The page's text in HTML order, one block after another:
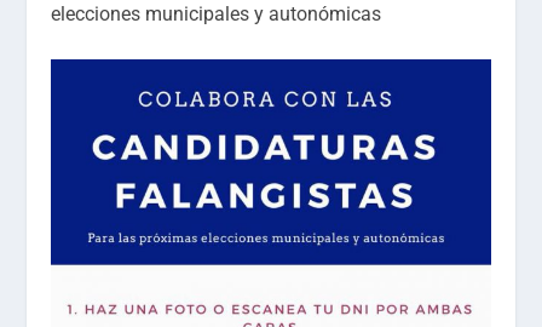
elecciones municipales y autonómicas